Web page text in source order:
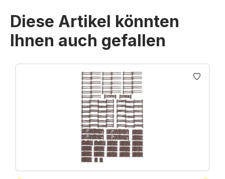
Diese Artikel könnten
Ihnen auch gefallen
Produktgalerie überspringen